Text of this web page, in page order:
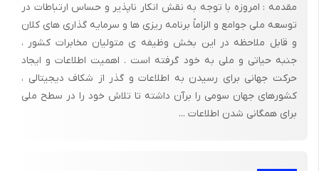
1- کوبیدن میله زمین 2- موازی کردن میله زمین 3 - دفن کردن هادی
ها ،ورقه ها و صفحات
4- استفاده از سیستم فلزی در زمین 5- استفاده از میله و سیمهای
فوندانسیون
شرایطی که برای اجرای یک زمین مناسب بایستی بکار رود
مقدمه : امروزه با توجه به نقش انکار ناپذیر و حساس ارتباطات در
توسعه ملی جوامع و الزاماً برنامه ریزی ها و سرمایه گذاری های کلان
و قابل ملاحظه در این بخش وظیفه ی متولیان مخابرات کشور ،
جنبه حیاتی و ملی به خود گرفته است . اهمیت اطلاعات و ایجاد
حرکت جهانی برای رسیدن به اطلاعات و گذر از شکاف دیجیتالی ،
کشورهای جهان سومی را برآن داشته تا تلاش خود را در سطح ملی
برای همگانی شدن اطلاعات ...